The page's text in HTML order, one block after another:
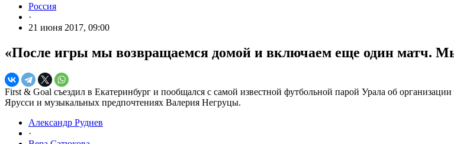
Россия
·
21 июня 2017, 09:00
«После игры мы возвращаемся домой и включаем еще один матч.
First & Goal съездил в Екатеринбург и пообщался с самой известной футбольной парой Урала об
Ярусси и музыкальных предпочтениях Валерия Негруцы.
Александр Руднев
·